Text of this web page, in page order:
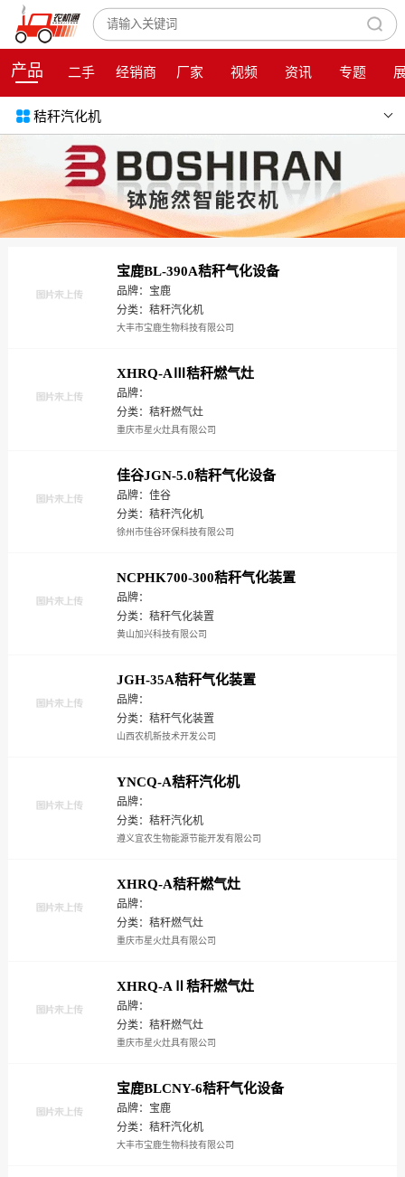
产品 二手 经销商 厂家 视频 资讯 专题
秸秆汽化机
宝鹿BL-390A秸秆气化设备
品牌：宝鹿
分类：秸秆汽化机
大丰市宝鹿生物科技有限公司
XHRQ-AⅢ秸秆燃气灶
品牌：
分类：秸秆燃气灶
重庆市星火灶具有限公司
佳谷JGN-5.0秸秆气化设备
品牌：佳谷
分类：秸秆汽化机
徐州市佳谷环保科技有限公司
NCPHK700-300秸秆气化装置
品牌：
分类：秸秆气化装置
黄山加兴科技有限公司
JGH-35A秸秆气化装置
品牌：
分类：秸秆气化装置
山西农机新技术开发公司
YNCQ-A秸秆汽化机
品牌：
分类：秸秆汽化机
遵义宜农生物能源节能开发有限公司
XHRQ-A秸秆燃气灶
品牌：
分类：秸秆燃气灶
重庆市星火灶具有限公司
XHRQ-AⅡ秸秆燃气灶
品牌：
分类：秸秆燃气灶
重庆市星火灶具有限公司
宝鹿BLCNY-6秸秆气化设备
品牌：宝鹿
分类：秸秆汽化机
大丰市宝鹿生物科技有限公司